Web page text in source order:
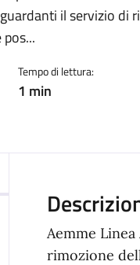
il servizio di
Tempo di lettura:
1 min
Aemme
rimozione